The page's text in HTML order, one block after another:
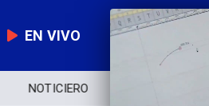
EN VIVO
NOTICIERO